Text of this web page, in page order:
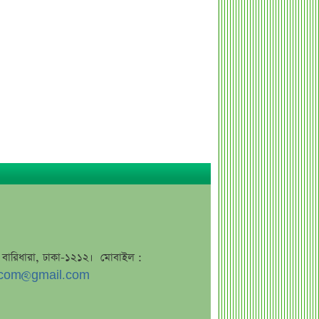
আগস্ট দর পতনের শীর্ষ ১০ শেয়ার
আগস্ট দর বৃদ্ধির শীর্ষ ১০ শেয়ার
সতর্কবার্তা
২ কোটি শেয়ার বিক্রির ঘোষণা
ঢাকা-১২১২। মোবাইল :